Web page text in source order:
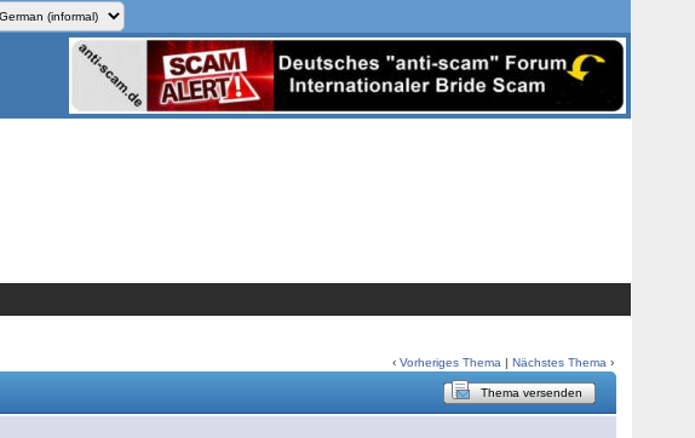
‹Vorheriges Thema |Nächstes Thema ›
Thema versenden